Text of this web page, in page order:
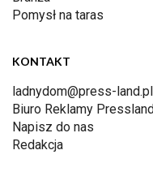
Pomysł na taras
KONTAKT
ladnydom@press-land.pl
Biuro Reklamy
Napisz do nas
Redakcja